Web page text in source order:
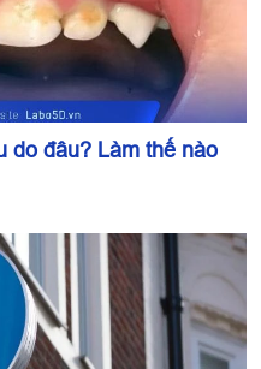
do đâu? Làm thế nào